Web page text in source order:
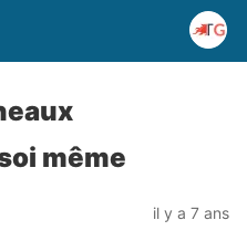
même
il y a 7 ans